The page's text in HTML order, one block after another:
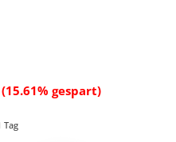
(15.61% gespart)
Tag